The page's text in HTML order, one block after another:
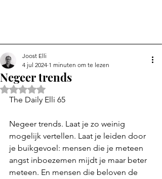
Negeer trends
Joost Elli
4 jul 2024 1 minuten om te lezen
Beoordeeld met NaN uit 5 sterren.
The Daily Elli 65
Negeer trends. Laat je zo weinig
mogelijk vertellen. Laat je leiden door
je buikgevoel: mensen die je meteen
angst inboezemen mijdt je maar beter
meteen. En mensen die beloven de